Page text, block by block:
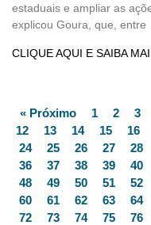
estaduais e ampliar as
explicou Goura, que, entre
CLIQUE AQUI E SAIBA
« Próximo 1 2 3
12
13 14 15 16
24
25 26 27 28
36
37 38 39 40
48
49 50 51 52
60
61 62 63 64
72
73 74 75 76